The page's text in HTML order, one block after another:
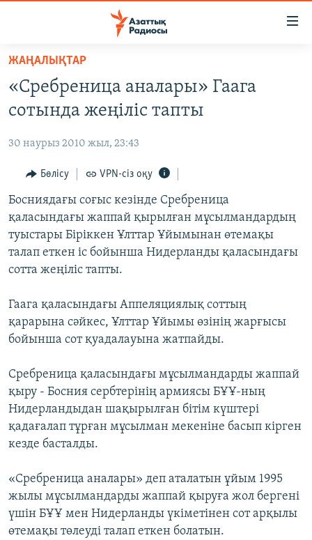
Skip
main
content
to
Navigation
Skip
to
Search
ЖАҢАЛЫҚТАР
САЯСАТ
ҚАҢТАР ОҚИҒАСЫ
АДАМ ҚҰҚЫҚТАРЫ
ӘЛЕУМЕТ
ӘЛЕМ
АРНАЙЫ ЖОБАЛАР
ЖАЗЫЛЫҢЫЗ
Басқа тілдерде
ЖАҢАЛЫҚТАР
«Сребреница аналары» Гаага
сотында жеңіліс тапты
30 наурыз 2010 жыл, 23:43
Бөлісу VPN-сіз оқу
Босниядағы соғыс кезінде Сребреница
қаласындағы жаппай қырылған мұсылмандардың
туыстары Біріккен Ұлттар Ұйымынан өтемақы
талап еткен іс бойынша Нидерланды қаласындағы
сотта жеңіліс тапты.
Гаага қаласындағы Аппеляциялық соттың
қарарына сәйкес, Ұлттар Ұйымы өзінің жарғысы
бойынша сот қуадалауына жатпайды.
Сребреница қаласындағы мұсылмандарды жаппай
қыру - Босния сербтерінің армиясы БҰҰ-ның
Нидерландыдан шақырылған бітім күштері
қадағалап тұрған мұсылман мекеніне басып кірген
кезде басталды.
«Сребреница аналары» деп аталатын ұйым 1995
жылы мұсылмандарды жаппай қыруға жол бергені
үшін БҰҰ мен Нидерланды үкіметінен сот арқылы
өтемақы төлеуді талап еткен болатын.